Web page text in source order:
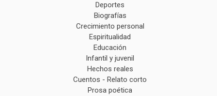
Deportes
Biografías
Crecimiento personal
Espiritualidad
Educación
Infantil y juvenil
Hechos reales
Cuentos - Relato corto
Prosa poética